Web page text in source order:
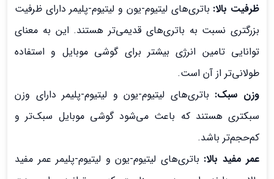
ظرفیت بالا: باتری‌های لیتیوم-یون و لیتیوم-پلیمر دارای ظرفیت
بزرگتری نسبت به باتری‌های قدیمی‌تر هستند. این به معنای
توانایی تامین انرژی بیشتر برای گوشی موبایل و استفاده
طولانی‌تر از آن است.
وزن سبک: باتری‌های لیتیوم-یون و لیتیوم-پلیمر دارای وزن
سبکتری هستند که باعث می‌شود گوشی موبایل سبک‌تر و
کم‌حجم‌تر باشد.
عمر مفید بالا: باتری‌های لیتیوم-یون و لیتیوم-پلیمر عمر مفید